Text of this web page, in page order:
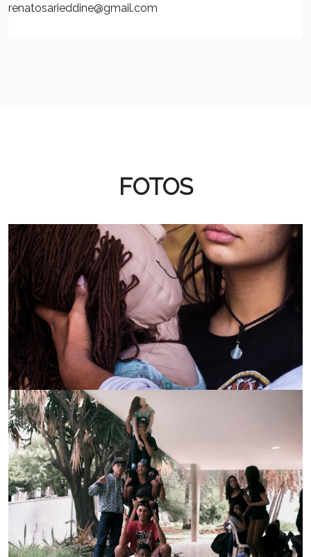
renatosarieddine@gmail.com
FOTOS